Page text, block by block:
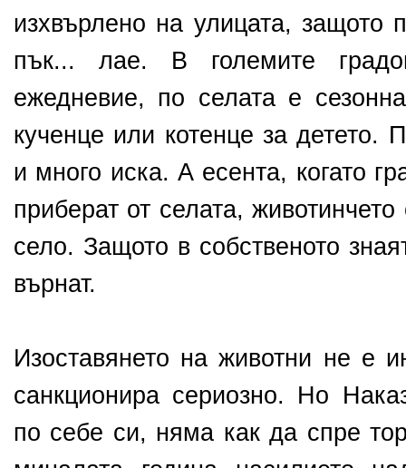
изхвърлено на улицата, защото
пък... лае. В големите
ежедневие, по селата е
кученце или котенце за детето.
и много иска. А есента, когато
приберат от селата,
село. Защото в собственото
върнат.
Изоставянето на животни не е
санкционира сериозно. Но
по себе си, няма как да спре